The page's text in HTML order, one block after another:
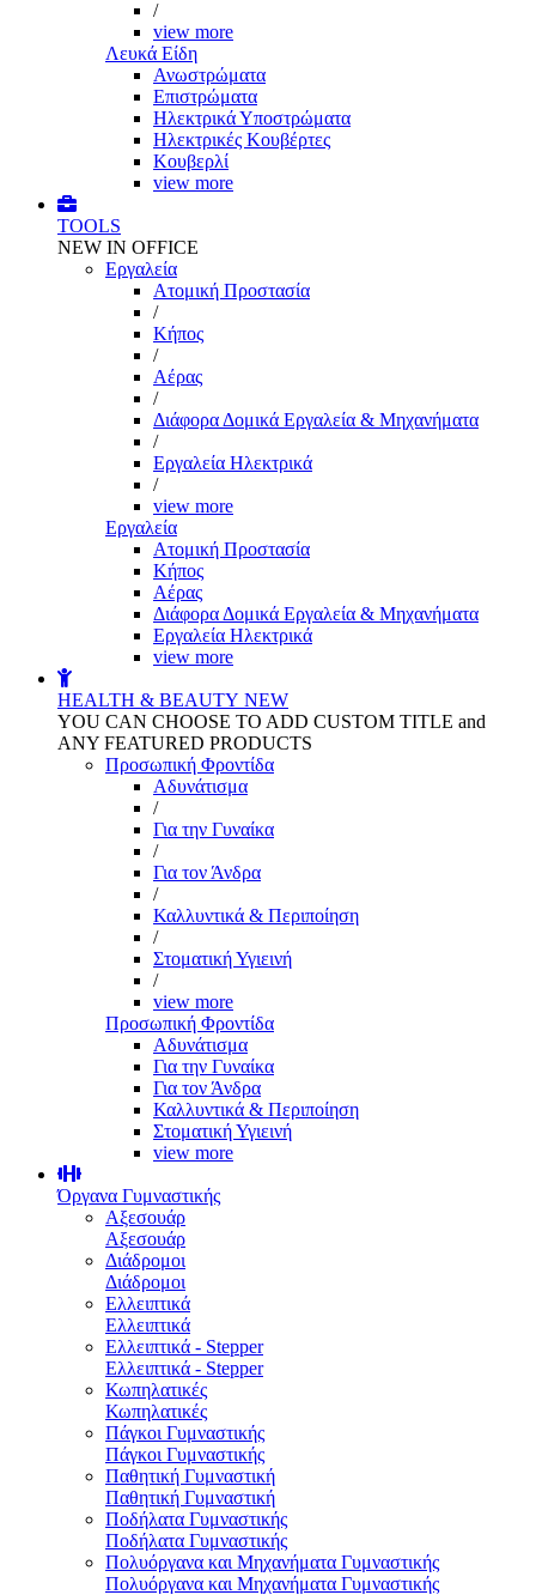
/
view more
Λευκά Είδη
Ανωστρώματα
Επιστρώματα
Ηλεκτρικά Υποστρώματα
Ηλεκτρικές Κουβέρτες
Κουβερλί
view more
TOOLS
NEW IN OFFICE
Εργαλεία
Aτομική Προστασία
/
Kήπος
/
Αέρας
/
Διάφορα Δομικά Εργαλεία & Μηχανήματα
/
Εργαλεία Ηλεκτρικά
/
view more
Εργαλεία
Aτομική Προστασία
Kήπος
Αέρας
Διάφορα Δομικά Εργαλεία & Μηχανήματα
Εργαλεία Ηλεκτρικά
view more
HEALTH & BEAUTY NEW
YOU CAN CHOOSE TO ADD CUSTOM TITLE and
ANY FEATURED PRODUCTS
Προσωπική Φροντίδα
Αδυνάτισμα
/
Για την Γυναίκα
/
Για τον Άνδρα
/
Καλλυντικά & Περιποίηση
/
Στοματική Υγιεινή
/
view more
Προσωπική Φροντίδα
Αδυνάτισμα
Για την Γυναίκα
Για τον Άνδρα
Καλλυντικά & Περιποίηση
Στοματική Υγιεινή
view more
Όργανα Γυμναστικής
Αξεσουάρ
Αξεσουάρ
Διάδρομοι
Διάδρομοι
Ελλειπτικά
Ελλειπτικά
Ελλειπτικά - Stepper
Ελλειπτικά - Stepper
Κωπηλατικές
Κωπηλατικές
Πάγκοι Γυμναστικής
Πάγκοι Γυμναστικής
Παθητική Γυμναστική
Παθητική Γυμναστική
Ποδήλατα Γυμναστικής
Ποδήλατα Γυμναστικής
Πολυόργανα και Μηχανήματα Γυμναστικής
Πολυόργανα και Μηχανήματα Γυμναστικής